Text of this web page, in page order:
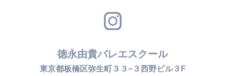
徳永由貴バレエスクール
東京都板橋区弥生町３３−３西野ビル３F